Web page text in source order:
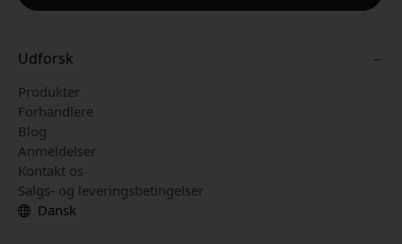
Udforsk
Produkter
Forhandlere
Blog
Anmeldelser
Kontakt os
Salgs- og leveringsbetingelser
Dansk